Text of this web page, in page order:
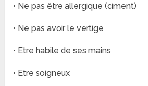
• Ne pas être allergique (ciment)
• Ne pas avoir le vertige
• Etre habile de ses mains
• Etre soigneux